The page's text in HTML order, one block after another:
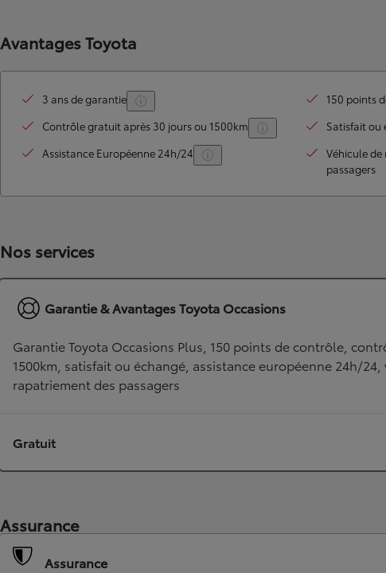
Avantages Toyota
3 ans de garantie
150 points
Contrôle gratuit après 30 jours ou 1500km
Satisfait ou
Assistance Européenne 24h/24
Véhicule
passagers
Nos services
Garantie & Avantages Toyota Occasions
Garantie Toyota Occasions Plus, 150 points de contrôle,
1500km, satisfait ou échangé, assistance européenne 24h/
rapatriement des passagers
Gratuit
Assurance
Assurance